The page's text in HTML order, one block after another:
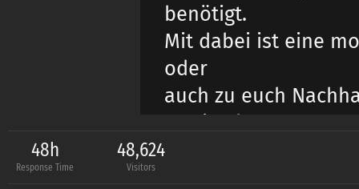
benötigt.
Mit dabei ist eine
oder
auch zu euch
wenig Platz.
48h
Response Time
48,624
Visitors